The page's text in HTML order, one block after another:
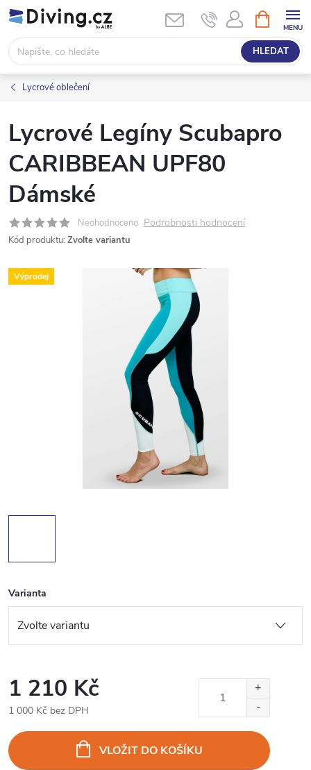
Přejít
na
obsah
HLEDAT
NÁKUPNÍ
KOŠÍK
Lycrové oblečení
Lycrové Legíny Scubapro
CARIBBEAN UPF80
Dámské
Neohodnoceno Podrobnosti hodnocení
Kód produktu: Zvolte variantu
Výprodej
Varianta
1 210 Kč
1 000 Kč bez DPH
cena:
VLOŽIT DO KOŠÍKU